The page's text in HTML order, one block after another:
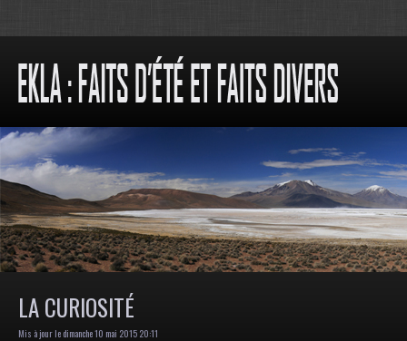
LA CURIOSITÉ
Mis à jour le dimanche 10 mai 2015 20:11